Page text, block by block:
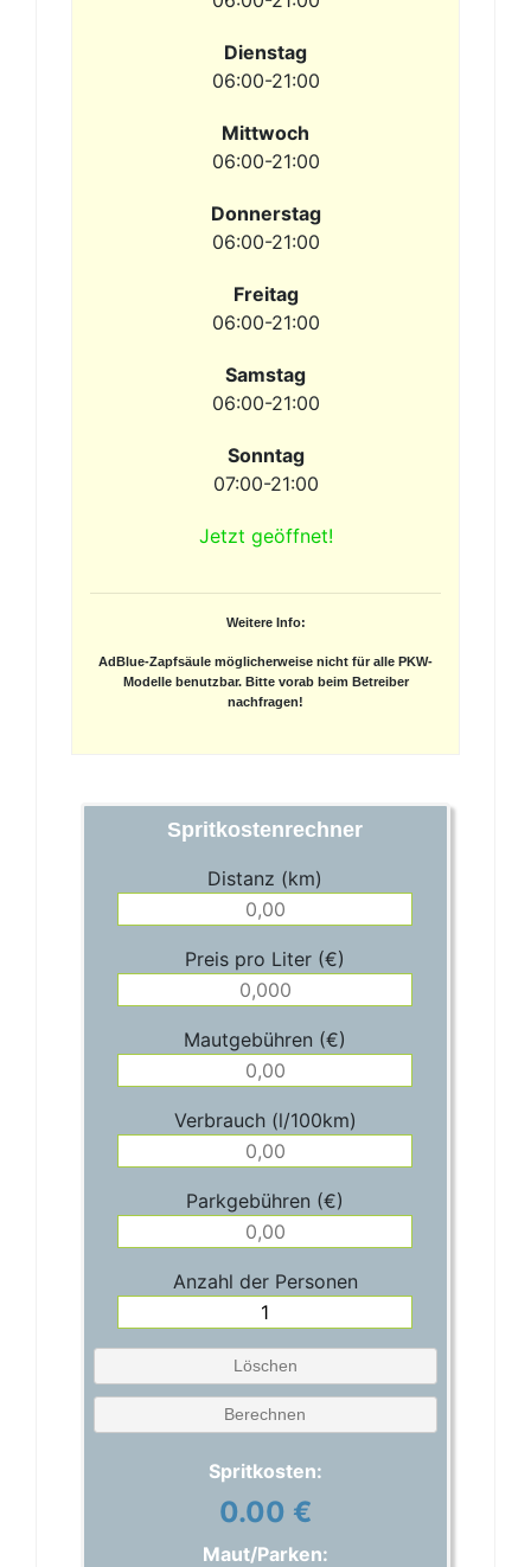
Dienstag
06:00-21:00
Mittwoch
06:00-21:00
Donnerstag
06:00-21:00
Freitag
06:00-21:00
Samstag
06:00-21:00
Sonntag
07:00-21:00
Jetzt geöffnet!
Weitere Info:
AdBlue-Zapfsäule möglicherweise nicht für alle PKW-
Modelle benutzbar. Bitte vorab beim Betreiber
nachfragen!
Spritkostenrechner
Distanz (km)
Preis pro Liter (€)
Mautgebühren (€)
Verbrauch (l/100km)
Parkgebühren (€)
Anzahl der Personen
Löschen
Berechnen
Spritkosten:
0.00 €
Maut/Parken: